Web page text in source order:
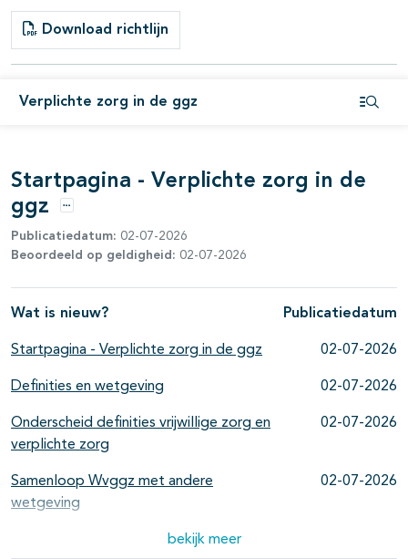
Download richtlijn
Verplichte zorg in de ggz
Startpagina - Verplichte zorg in de
ggz
Opties
Publicatiedatum: 02-07-2026
Beoordeeld op geldigheid: 02-07-2026
Wat is nieuw? Publicatiedatum
Startpagina - Verplichte zorg in de ggz 02-07-2026
Definities en wetgeving 02-07-2026
Onderscheid definities vrijwillige zorg en
verplichte zorg
02-07-2026
Samenloop Wvggz met andere
wetgeving
02-07-2026
Preventie verplichte zorg in de ggz
bekijk meer